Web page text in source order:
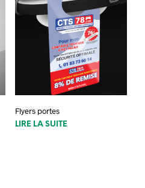
Flyers portes
LIRE LA SUITE